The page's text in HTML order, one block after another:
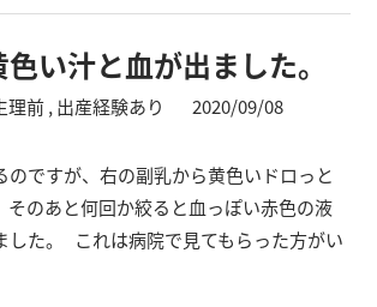
い汁と血が出ました。
理前 , 出産経験あり 2020/09/08
のですが、右の副乳から黄色いドロっと
そのあと何回か絞ると血っぽい赤色の液
した。 これは病院で見てもらった方がい